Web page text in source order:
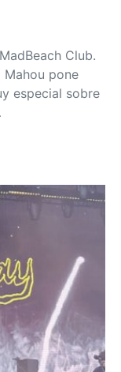
Club.
Mahou pone
especial sobre